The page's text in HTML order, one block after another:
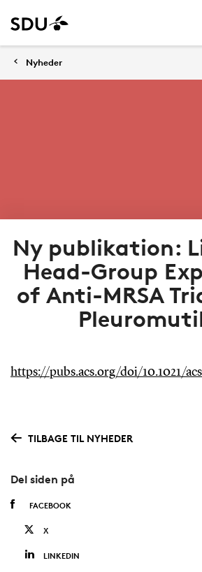
Nyheder
Ny publikation:
Head-Group
of Anti-MRSA
https://pubs.acs.org/doi/10.1021/
TILBAGE TIL NYHEDER
Del siden på
FACEBOOK
X
LINKEDIN